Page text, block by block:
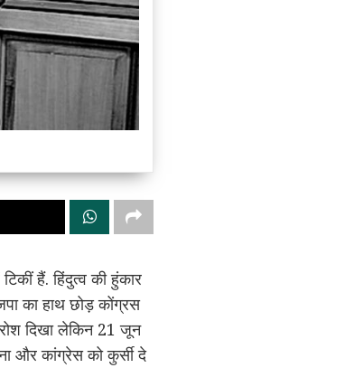
हैं. हिंदुत्व की हुंकार
का हाथ छोड़ कोंग्रस
दिखा लेकिन 21 जून
और कांग्रेस को कुर्सी दे